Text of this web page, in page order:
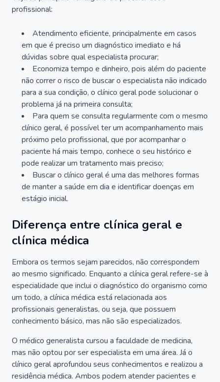
profissional:
Atendimento eficiente, principalmente em casos
em que é preciso um diagnóstico imediato e há
dúvidas sobre qual especialista procurar;
Economiza tempo e dinheiro, pois além do paciente
não correr o risco de buscar o especialista não indicado
para a sua condição, o clínico geral pode solucionar o
problema já na primeira consulta;
Para quem se consulta regularmente com o mesmo
clínico geral, é possível ter um acompanhamento mais
próximo pelo profissional, que por acompanhar o
paciente há mais tempo, conhece o seu histórico e
pode realizar um tratamento mais preciso;
Buscar o clínico geral é uma das melhores formas
de manter a saúde em dia e identificar doenças em
estágio inicial.
Diferença entre clínica geral e
clínica médica
Embora os termos sejam parecidos, não correspondem
ao mesmo significado. Enquanto a clínica geral refere-se à
especialidade que inclui o diagnóstico do organismo como
um todo, a clínica médica está relacionada aos
profissionais generalistas, ou seja, que possuem
conhecimento básico, mas não são especializados.
O médico generalista cursou a faculdade de medicina,
mas não optou por ser especialista em uma área. Já o
clínico geral aprofundou seus conhecimentos e realizou a
residência médica. Ambos podem atender pacientes e